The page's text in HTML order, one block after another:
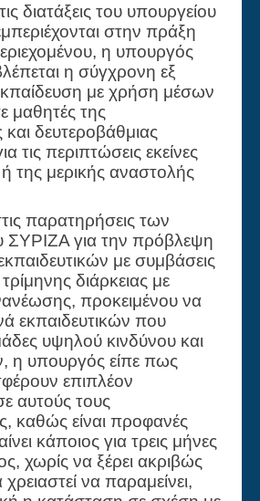
διατάξεις του υπουργείου
στην πράξη
η υπουργός
η σύγχρονη εξ
με χρήση μέσων
μαθητές της
δευτεροβάθμιας
τις περιπτώσεις εκείνες
της μερικής αναστολής
παρατηρήσεις των
ΣΥΡΙΖΑ για την πρόβλεψη
με συμβάσεις
διάρκειας με
προκειμένου να
εκπαιδευτικών που
υψηλού κινδύνου και
η υπουργός είπε πως
επιπλέον
αυτούς τους
καθώς είναι προφανές
κάποιος για τρεις μήνες
χωρίς να ξέρει ακριβώς
να παραμείνει,